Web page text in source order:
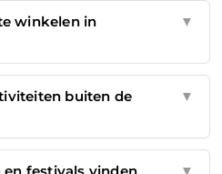
winkelen in
▼
buiten de
▼